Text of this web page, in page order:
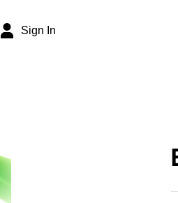
Sign In